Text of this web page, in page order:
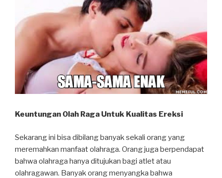
Keuntungan Olah Raga Untuk Kualitas Ereksi
Sekarang ini bisa dibilang banyak sekali orang yang
meremahkan manfaat olahraga. Orang juga berpendapat
bahwa olahraga hanya ditujukan bagi atlet atau
olahragawan. Banyak orang menyangka bahwa